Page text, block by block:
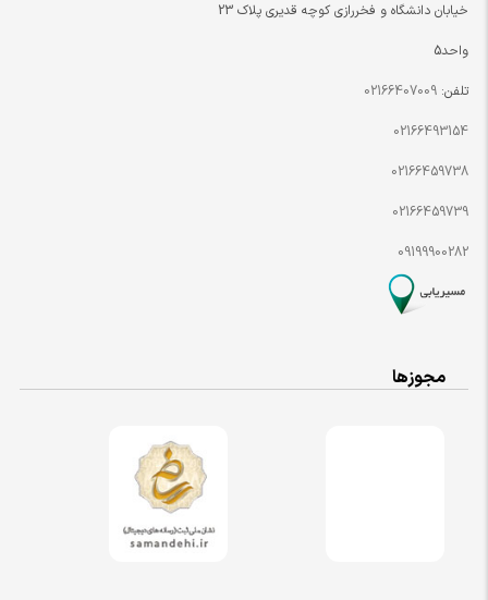
خیابان دانشگاه و فخررازی کوچه قدیری پلاک 23
واحد5
تلفن: 02166407009
02166493154
02166459738
02166459739
09199900282
مجوزها